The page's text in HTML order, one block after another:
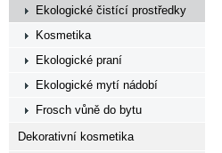
Ekologické čistící prostředky
Kosmetika
Ekologické praní
Ekologické mytí nádobí
Frosch vůně do bytu
Dekorativní kosmetika